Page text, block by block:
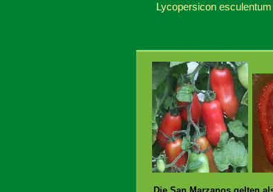
Lycopersicon esculentum